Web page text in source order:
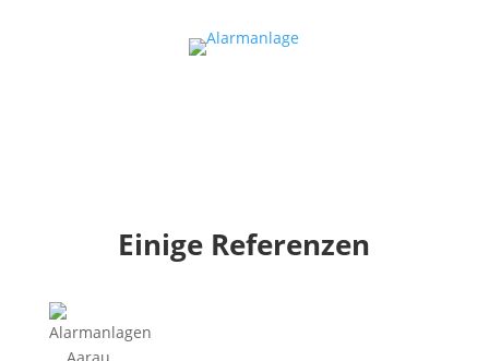
Einige Referenzen